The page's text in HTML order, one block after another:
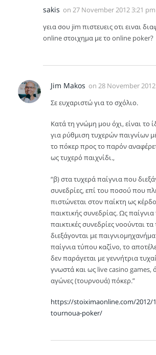
sakis on 27 November 2012 3:21 pm
γεια σου jim πιστευεις οτι ειναι
online στοιχημα με το online poker?
Jim Makos on 28 November
Σε ευχαριστώ για το σχόλιο.
Κατά τη γνώμη μου όχι, είναι το
για ρύθμιση τυχερών παιγνίων
το πόκερ προς το παρόν
ως τυχερό παιχνίδι.,
“β) στα τυχερά παίγνια που
συνεδρίες, επί του ποσού που
πιστώνεται στον παίκτη ως
παικτικής συνεδρίας. Ως
παικτικές συνεδρίες νοούνται
διεξάγονται με
παίγνια τύπου καζίνο, το
δεν παράγεται με γεννήτρια
γνωστά και ως live casino games,
αγώνες (τουρνουά) πόκερ.”
https://stoiximaonline.com/2012/
tournoua-poker/